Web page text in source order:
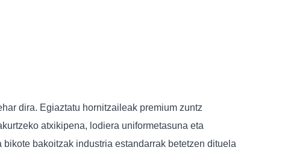
dira. Egiaztatu hornitzaileak premium zuntz
atxikipena, lodiera uniformetasuna eta
bakoitzak industria estandarrak betetzen dituela